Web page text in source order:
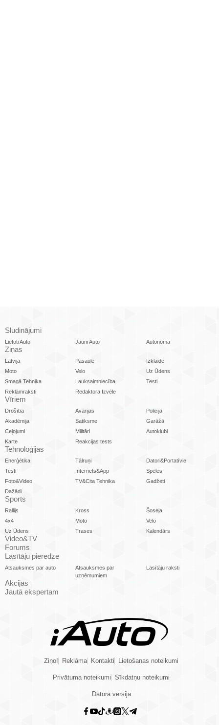
Sludinājumi
Lietoti Auto Jauni Auto Autonoma
Ziņas
Latvijā Pasaulē
Izklaide
Moto
Velo
Uz Ūdens
Smagā Tehnika
Lauksaimniecība
Testi
Reklāmraksti
Redaktora Izvēle
Vīriem
Drošība Avārijas
Policija
Akadēmija
Satiksme
Garāžā
Ceļojumi
Militāri
Autoklubi
Karte
Reakcijas tests
Tehnoloģijas
Enerģētika Tālruņi
Datori&Portatīvie
Testi
Internets&App
Spēles
Foto&Video
TV&Cita Tehnika
Gadžeti
Dažādi
Sports
Rallijs Kross
Šoseja
4x4
Moto
Velo
Uz Ūdens
Trases Kalendārs
Video&TV
Forums
Lasītāju pieredze
Atsauksmes par auto
Atsauksmes par
uzņēmumiem
Lasītāju raksti
Akcijas
Jautā ekspertam
Ziņo! Reklāma Kontakti Lietošanas noteikumi
Privātuma noteikumi Sīkdatņu noteikumi
Datora versija